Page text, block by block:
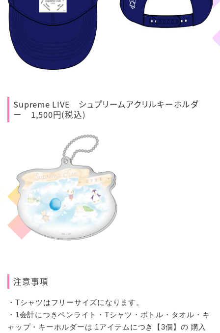
Supreme LIVE シュプリームアクリルキーホルダ
ー 1,500円(税込)
注意事項
・Tシャツはフリーサイズになります。
・1会計につきペンライト・Tシャツ・ボトル・タオル・ キ
ャップ・キーホルダーは 1アイテムにつき【3個】の 購入